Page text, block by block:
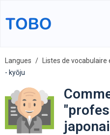
Langues Listes de vocabulaire
- kyōju